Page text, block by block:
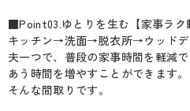
■Point03.ゆとりを生む【家事ラク
キッチン→洗面→脱衣所→ウッドデ
夫一つで、普段の家事時間を軽減
あう時間を増やすことができます
そんな間取りです。